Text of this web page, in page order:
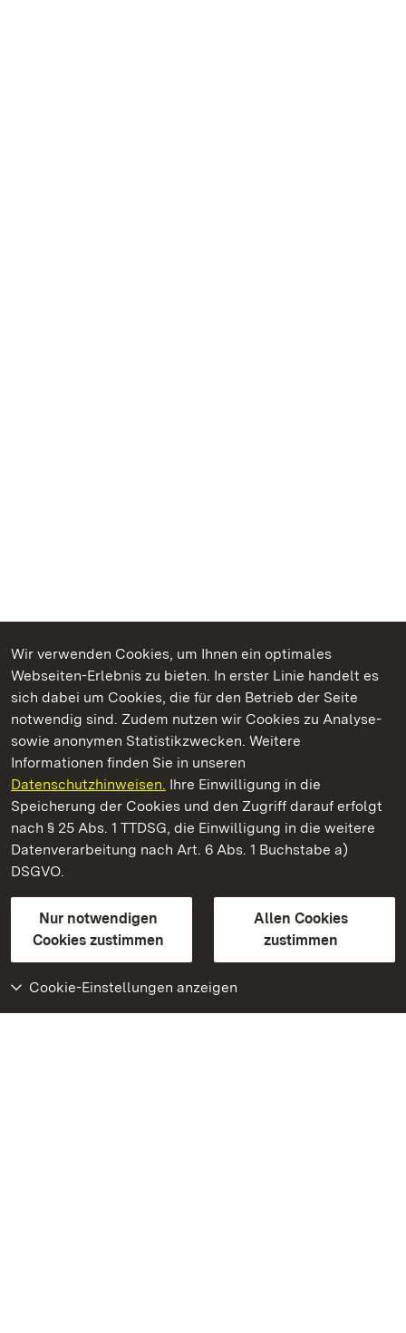
Wir verwenden Cookies, um Ihnen ein optimales
Webseiten-Erlebnis zu bieten. In erster Linie handelt es
sich dabei um Cookies, die für den Betrieb der Seite
notwendig sind. Zudem nutzen wir Cookies zu Analyse-
sowie anonymen Statistikzwecken. Weitere
Informationen finden Sie in unseren
Datenschutzhinweisen. Ihre Einwilligung in die
Speicherung der Cookies und den Zugriff darauf erfolgt
nach § 25 Abs. 1 TTDSG, die Einwilligung in die weitere
Datenverarbeitung nach Art. 6 Abs. 1 Buchstabe a)
DSGVO.
Nur notwendigen
Cookies zustimmen
Allen Cookies
zustimmen
Cookie-Einstellungen anzeigen
Kommen. Staunen. Genießen.
Staatliche Schlösser und Gärten Baden‑Württemberg
Staatliche Schlösser und Gärten Baden-Württemberg
Kontakt
GebärdenspracheLeichte Sprache
Erklärung zur Barrierefreiheit
BITV-konform (geprüfte Seiten)
Weiteres